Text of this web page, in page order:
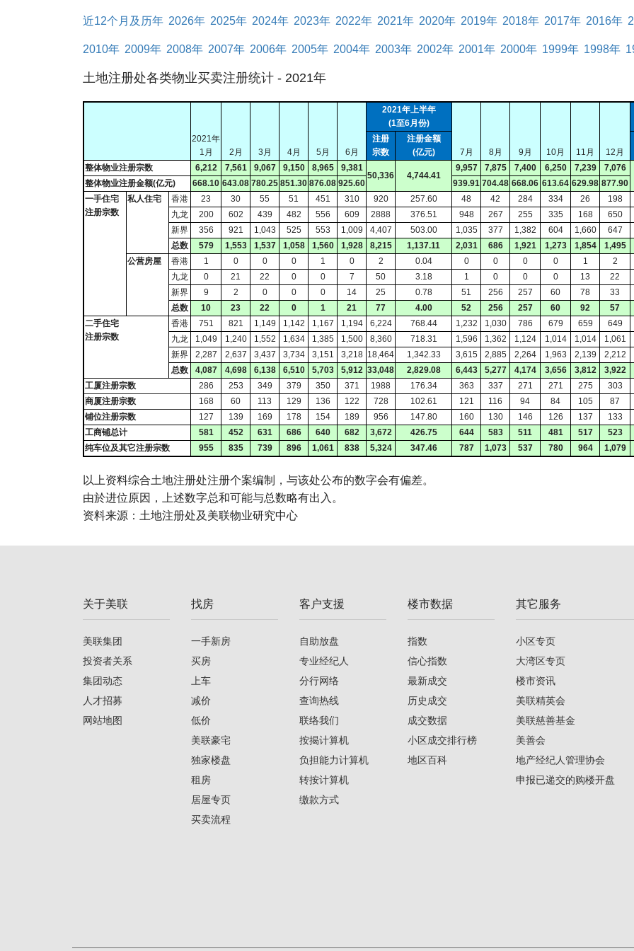
近12个月及历年 2026年 2025年 2024年 2023年 2022年 2021年 2020年 2019年 2018年 2017年 2016年
2010年 2009年 2008年 2007年 2006年 2005年 2004年 2003年 2002年 2001年 2000年 1999年 1998年
土地注册处各类物业买卖注册统计 - 2021年
2021年
1月
2月 3月 4月 5月 6月
2021年上半年
(1至6月份)
7月 8月 9月 10月 11月 12月
注册
宗数
注册金额
(亿元)
整体物业注册宗数
6,212 7,561 9,067 9,150 8,965 9,381
50,336 4,744.41
9,957 7,875 7,400 6,250 7,239
7,076
整体物业注册金额(亿元)
668.10 643.08 780.25 851.30 876.08 925.60 939.91 704.48 668.06 613.64 629.98 877.90
一手住宅
注册宗数
私人住宅 香港 23 30 55 51 451 310 920 257.60 48 42 284 334 26
198
九龙
200 602 439 482 556 609 2888 376.51 948 267 255 335 168
650
新界
356 921 1,043 525 553 1,009 4,407 503.00 1,035 377 1,382 604 1,660
647
总数
579 1,553 1,537 1,058 1,560 1,928 8,215 1,137.11 2,031 686 1,921 1,273 1,854
1,495
公营房屋
香港 1 0 0 0 1 0 2 0.04 0 0 0 0 1
2
九龙
0 21 22 0 0 7 50 3.18 1 0 0 0 13
22
新界
9 2 0 0 0 14 25 0.78 51 256 257 60 78
33
总数
10 23 22 0 1 21 77 4.00 52 256 257 60 92
57
二手住宅
注册宗数
香港 751 821 1,149 1,142 1,167 1,194 6,224 768.44 1,232 1,030 786 679 659
649
九龙
1,049 1,240 1,552 1,634 1,385 1,500 8,360 718.31 1,596 1,362 1,124 1,014 1,014
1,061
新界
2,287 2,637 3,437 3,734 3,151 3,218 18,464 1,342.33 3,615 2,885 2,264 1,963 2,139
2,212
总数
4,087 4,698 6,138 6,510 5,703 5,912 33,048 2,829.08 6,443 5,277 4,174 3,656 3,812
3,922
工厦注册宗数
286 253 349 379 350 371 1988 176.34 363 337 271 271 275
303
商厦注册宗数
168 60 113 129 136 122 728 102.61 121 116 94 84 105
87
铺位注册宗数
127 139 169 178 154 189 956 147.80 160 130 146 126 137
133
工商铺总计
581 452 631 686 640 682 3,672 426.75 644 583 511 481 517
523
纯车位及其它注册宗数
955 835 739 896 1,061 838 5,324 347.46 787 1,073 537 780 964 1,079
以上资料综合土地注册处注册个案编制，与该处公布的数字会有偏差。
由於进位原因，上述数字总和可能与总数略有出入。
资料来源：土地注册处及美联物业研究中心
关于美联
美联集团
投资者关系
集团动态
人才招募
网站地图
找房
一手新房
买房
上车
减价
低价
美联豪宅
独家楼盘
租房
居屋专页
买卖流程
客户支援
自助放盘
专业经纪人
分行网络
查询热线
联络我们
按揭计算机
负担能力计算机
转按计算机
缴款方式
楼市数据
指数
信心指数
最新成交
历史成交
成交数据
小区成交排行榜
地区百科
其它服务
小区专页
大湾区专页
楼市资讯
美联精英会
美联慈善基金
美善会
地产经纪人管理协会
申报已递交的购楼开盘